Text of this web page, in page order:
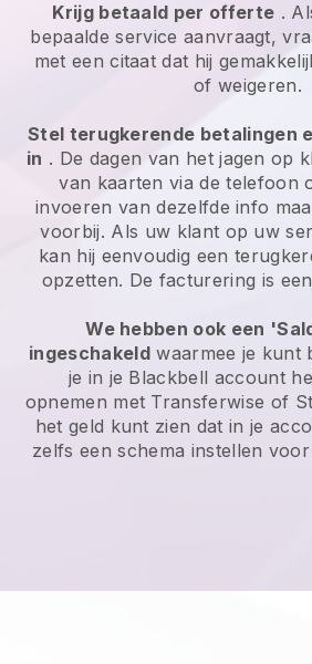
Krijg betaald per offerte .
bepaalde service aanvraagt,
met een citaat dat hij
of weigeren.
Stel terugkerende betalingen
in . De dagen van het jagen op
van kaarten via de telefoon
invoeren van dezelfde info
voorbij. Als uw klant op uw
kan hij eenvoudig een
opzetten. De facturering is
We hebben ook een
ingeschakeldwaarmee je kunt
je in je Blackbell account
opnemen met Transferwise of
het geld kunt zien dat in je
zelfs een schema instellen